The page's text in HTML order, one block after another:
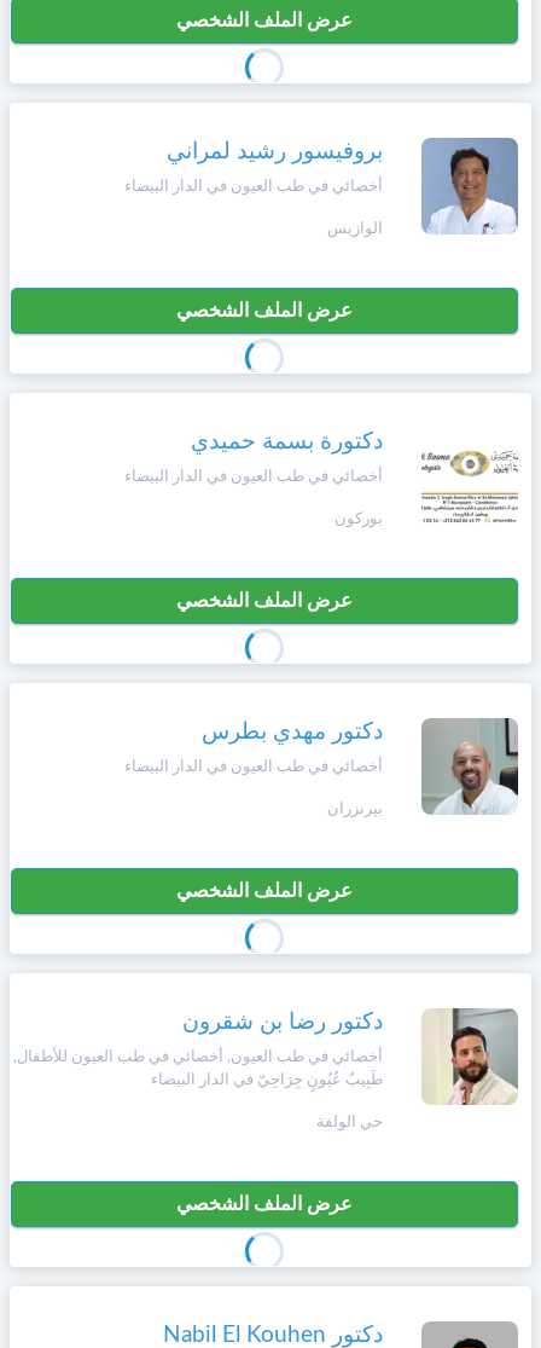
عرض الملف الشخصي
بروفيسور رشيد لمراني
أخصائي في طب العيون في الدار البيضاء
الوازيس
عرض الملف الشخصي
دكتورة بسمة حميدي
أخصائي في طب العيون في الدار البيضاء
بوركون
عرض الملف الشخصي
دكتور مهدي بطرس
أخصائي في طب العيون في الدار البيضاء
بيرنزران
عرض الملف الشخصي
دكتور رضا بن شقرون
أخصائي في طب العيون, أخصائي في طب العيون للأطفال,
طَبِيبُ عُيُونٍ جِرَاحِيّ في الدار البيضاء
حي الولفة
عرض الملف الشخصي
دكتور Nabil El Kouhen